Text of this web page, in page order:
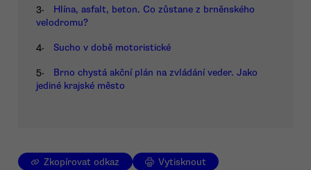
3.
Hlína, asfalt, beton. Co zůstane z brněnského
velodromu?
4. Sucho v době motoristické
5.
Brno chystá akční plán na zvládání veder. Jako
jediné krajské město
Zkopírovat odkaz Vytisknout